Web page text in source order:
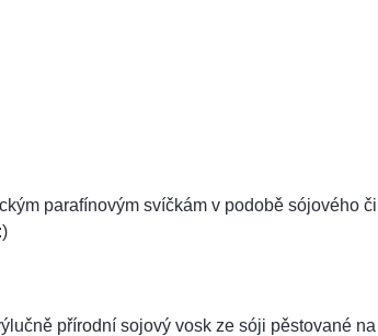
parafínovým svíčkám v podobě sójového
přírodní sojový vosk ze sóji pěstované na